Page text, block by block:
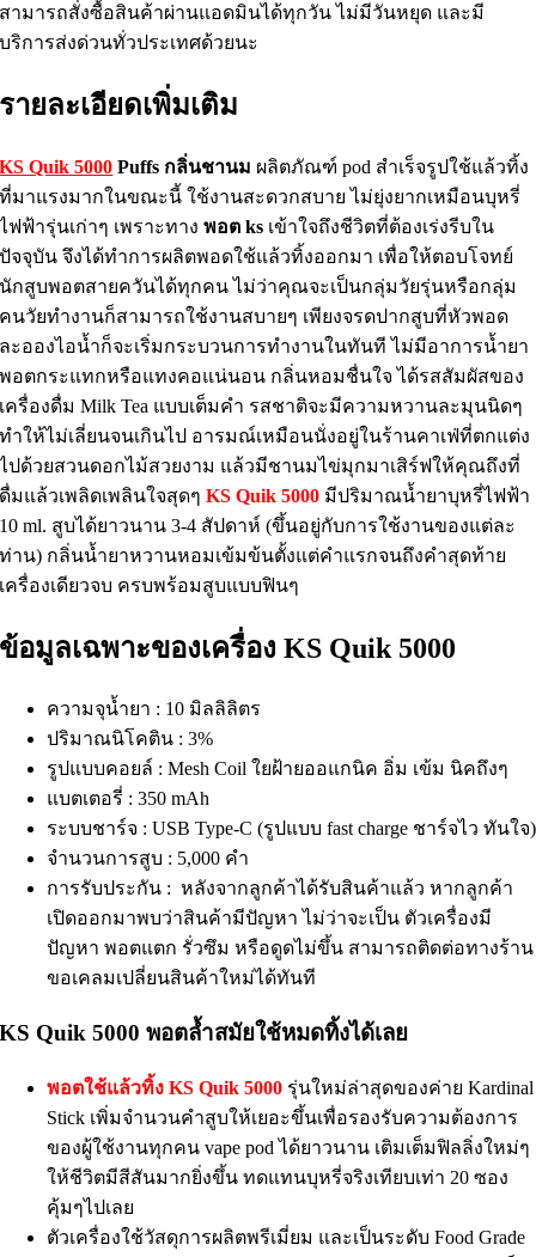
สามารถสั่งซื้อสินค้าผ่านแอดมินได้ทุกวัน ไม่มีวันหยุด และมี
บริการส่งด่วนทั่วประเทศด้วยนะ
รายละเอียดเพิ่มเติม
KS Quik 5000 Puffs กลิ่นชานม ผลิตภัณฑ์ pod สำเร็จรูปใช้แล้วทิ้ง
ที่มาแรงมากในขณะนี้ ใช้งานสะดวกสบาย ไม่ยุ่งยากเหมือนบุหรี่
ไฟฟ้ารุ่นเก่าๆ เพราะทาง พอต ks เข้าใจถึงชีวิตที่ต้องเร่งรีบใน
ปัจจุบัน จึงได้ทำการผลิตพอดใช้แล้วทิ้งออกมา เพื่อให้ตอบโจทย์
นักสูบพอตสายควันได้ทุกคน ไม่ว่าคุณจะเป็นกลุ่มวัยรุ่นหรือกลุ่ม
คนวัยทำงานก็สามารถใช้งานสบายๆ เพียงจรดปากสูบที่หัวพอด
ละอองไอน้ำก็จะเริ่มกระบวนการทำงานในทันที ไม่มีอาการน้ำยา
พอตกระแทกหรือแทงคอแน่นอน กลิ่นหอมชื่นใจ ได้รสสัมผัสของ
เครื่องดื่ม Milk Tea แบบเต็มคำ รสชาติจะมีความหวานละมุนนิดๆ
ทำให้ไม่เลี่ยนจนเกินไป อารมณ์เหมือนนั่งอยู่ในร้านคาเฟ่ที่ตกแต่ง
ไปด้วยสวนดอกไม้สวยงาม แล้วมีชานมไข่มุกมาเสิร์ฟให้คุณถึงที่
ดื่มแล้วเพลิดเพลินใจสุดๆKS Quik 5000 มีปริมาณน้ำยาบุหรี่ไฟฟ้า
10 ml. สูบได้ยาวนาน 3-4 สัปดาห์ (ขึ้นอยู่กับการใช้งานของแต่ละ
ท่าน) กลิ่นน้ำยาหวานหอมเข้มข้นตั้งแต่คำแรกจนถึงคำสุดท้าย
เครื่องเดียวจบ ครบพร้อมสูบแบบฟินๆ
ข้อมูลเฉพาะของเครื่อง KS Quik 5000
ความจุน้ำยา : 10 มิลลิลิตร
ปริมาณนิโคติน : 3%
รูปแบบคอยล์ : Mesh Coil ใยฝ้ายออแกนิค อิ่ม เข้ม นิคถึงๆ
แบตเตอรี่ : 350 mAh
ระบบชาร์จ : USB Type-C (รูปแบบ fast charge ชาร์จไว ทันใจ)
จำนวนการสูบ : 5,000 คำ
การรับประกัน : หลังจากลูกค้าได้รับสินค้าแล้ว หากลูกค้า
เปิดออกมาพบว่าสินค้ามีปัญหา ไม่ว่าจะเป็น ตัวเครื่องมี
ปัญหา พอตแตก รั่วซึม หรือดูดไม่ขึ้น สามารถติดต่อทางร้าน
ขอเคลมเปลี่ยนสินค้าใหม่ได้ทันที
KS Quik 5000 พอตล้ำสมัยใช้หมดทิ้งได้เลย
พอตใช้แล้วทิ้ง KS Quik 5000 รุ่นใหม่ล่าสุดของค่าย Kardinal
Stick เพิ่มจำนวนคำสูบให้เยอะขึ้นเพื่อรองรับความต้องการ
ของผู้ใช้งานทุกคน vape pod ได้ยาวนาน เติมเต็มฟิลลิ่งใหม่ๆ
ให้ชีวิตมีสีสันมากยิ่งขึ้น ทดแทนบุหรี่จริงเทียบเท่า 20 ซอง
คุ้มๆไปเลย
ตัวเครื่องใช้วัสดุการผลิตพรีเมี่ยม และเป็นระดับ Food Grade